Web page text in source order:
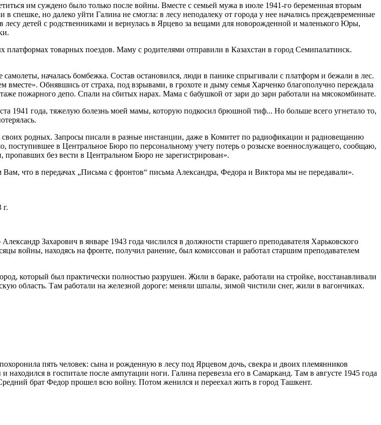
им суждено было только после войны. Вместе с семьей мужа в июле 1941-го беременная вторым
но далеко уйти Галина не смогла: в лесу неподалеку от города у нее начались преждевременные
лесу детей с родственниками и вернулась в Ярцево за вещами для новорожденной и маленького Юры,
товарных поездов. Маму с родителями отправили в Казахстан в город Семипалатинск.
началась бомбежка. Состав остановился, люди в панике спрыгивали с платформ и бежали в лес.
вместе». Обнявшись от страха, под взрывами, в грохоте и дыму семья Харченко благополучно переждала
пожарного депо. Спали на сбитых нарах. Мама с бабушкой от зари до зари работали на мясокомбинате.
1941 года, тяжелую болезнь моей мамы, которую подкосил брюшной тиф... Но больше всего угнетало то,
своих родных. Запросы писали в разные инстанции, даже в Комитет по радиофикации и радиовещанию
в Центральное Бюро по персональному учету потерь о розыске военнослужащего, сообщаю,
без вести в Центральном Бюро не зарегистрирован».
что в передачах „Письма с фронтов“ письма Александра, Федора и Виктора мы не передавали».
Захарович в январе 1943 года числился в должности старшего преподавателя Харьковского
войны, находясь на фронте, получил ранение, был комиссован и работал старшим преподавателем
который был практически полностью разрушен. Жили в бараке, работали на стройке, восстанавливали
область. Там работали на железной дороге: меняли шпалы, зимой чистили снег, жили в вагончиках.
пять человек: сына и рожденную в лесу под Ярцевом дочь, свекра и двоих племянников
в госпитале после ампутации ноги. Галина перевезла его в Самарканд. Там в августе 1945 года
брат Федор прошел всю войну. Потом женился и переехал жить в город Ташкент.